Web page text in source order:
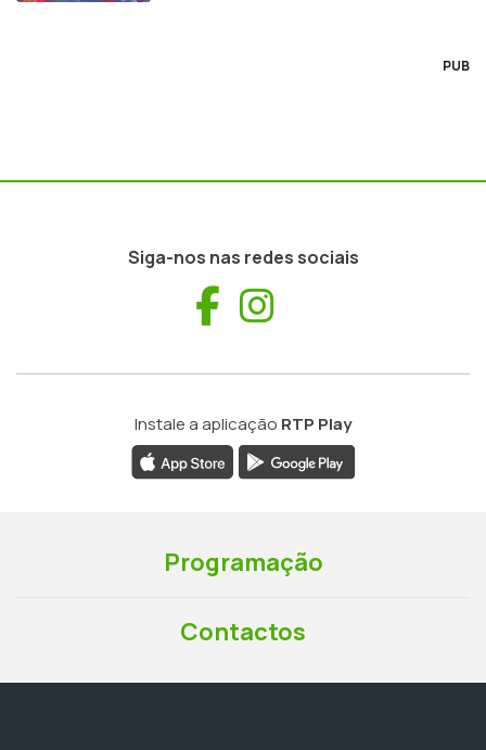
PUB
Siga-nos nas redes sociais
Facebook
Instale a aplicação RTP Play
Programação
Contactos